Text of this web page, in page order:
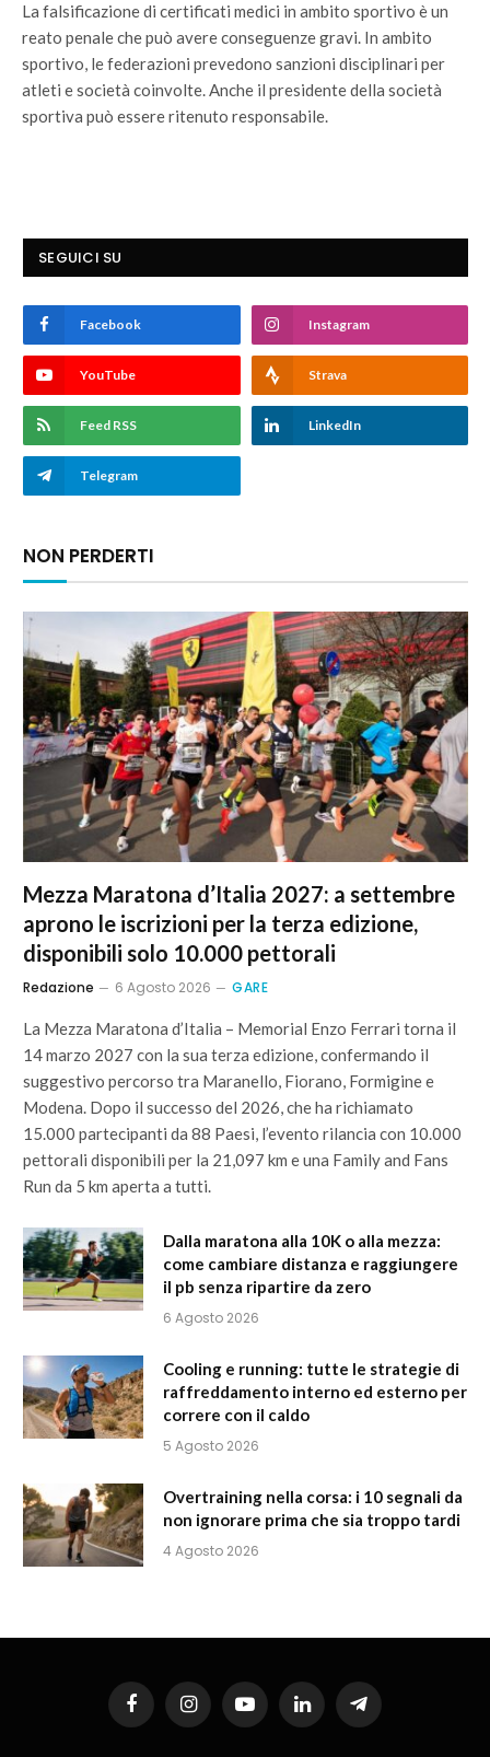
La falsificazione di certificati medici in ambito sportivo è un
reato penale che può avere conseguenze gravi. In ambito
sportivo, le federazioni prevedono sanzioni disciplinari per
atleti e società coinvolte. Anche il presidente della società
sportiva può essere ritenuto responsabile.
SEGUICI SU
Facebook Instagram
YouTube Strava
Feed RSS LinkedIn
Telegram
NON PERDERTI
Mezza Maratona d’Italia 2027: a settembre
aprono le iscrizioni per la terza edizione,
disponibili solo 10.000 pettorali
Redazione 6 Agosto 2026 GARE
La Mezza Maratona d’Italia – Memorial Enzo Ferrari torna il
14 marzo 2027 con la sua terza edizione, confermando il
suggestivo percorso tra Maranello, Fiorano, Formigine e
Modena. Dopo il successo del 2026, che ha richiamato
15.000 partecipanti da 88 Paesi, l’evento rilancia con 10.000
pettorali disponibili per la 21,097 km e una Family and Fans
Run da 5 km aperta a tutti.
Dalla maratona alla 10K o alla mezza:
come cambiare distanza e raggiungere
il pb senza ripartire da zero
6 Agosto 2026
Cooling e running: tutte le strategie di
raffreddamento interno ed esterno per
correre con il caldo
5 Agosto 2026
Overtraining nella corsa: i 10 segnali da
non ignorare prima che sia troppo tardi
4 Agosto 2026
FacebookInstagramYouTubeLinkedIn Telegram